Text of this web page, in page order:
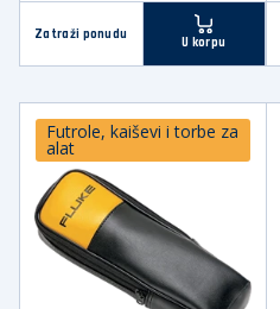
Zatraži ponudu
U korpu
Futrole, kaiševi i torbe za
alat